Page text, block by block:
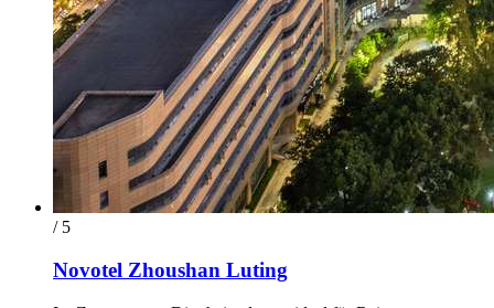
/ 5
Novotel Zhoushan Luting